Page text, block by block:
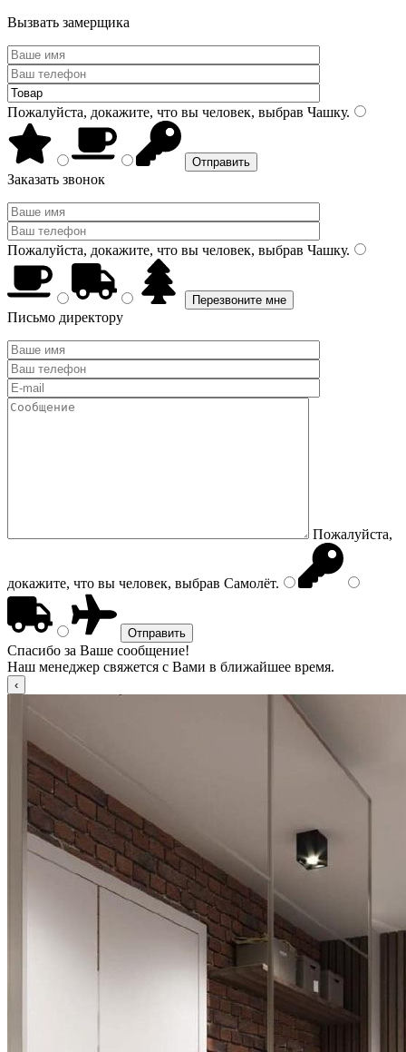
Вызвать замерщика
Пожалуйста, докажите, что вы человек, выбрав Чашку.
Заказать звонок
Пожалуйста, докажите, что вы человек, выбрав Чашку.
Письмо директору
Пожалуйста,
докажите, что вы человек, выбрав Самолёт.
Спасибо за Ваше сообщение!
Наш менеджер свяжется с Вами в ближайшее время.